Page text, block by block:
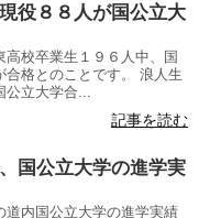
役８８人が国公立大
校卒業生１９６人中、国
合格とのことです。 浪人生
公立大学合...
記事を読む
国公立大学の進学実
道内国公立大学の進学実績